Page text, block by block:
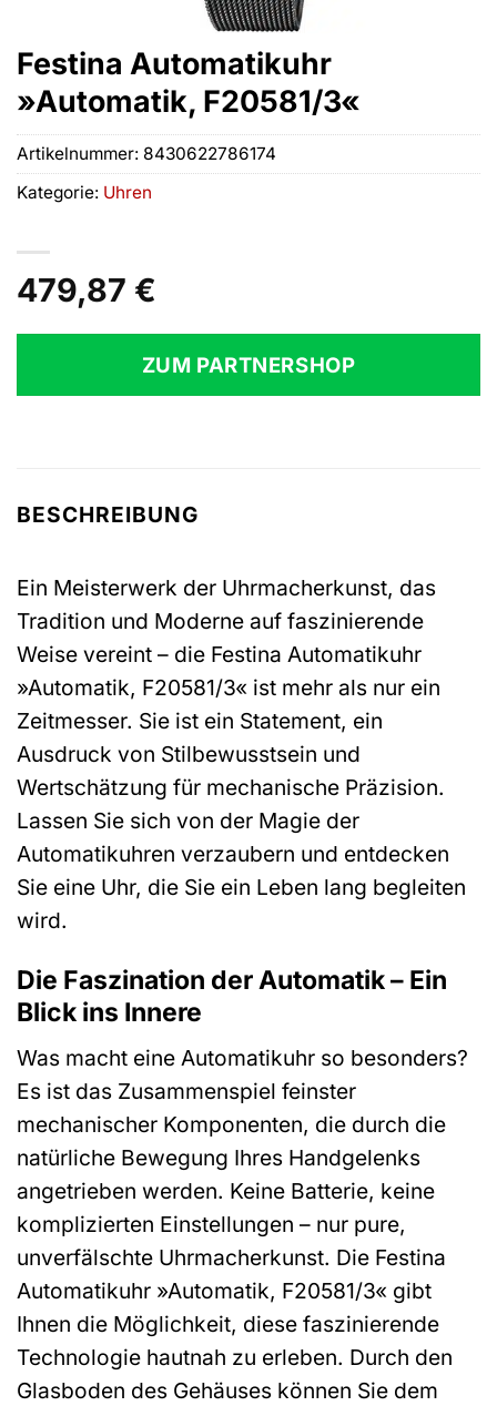
Festina Automatikuhr
»Automatik, F20581/3«
479,87 €
ZUM PARTNERSHOP
Artikelnummer: 8430622786174
Kategorie: Uhren
BESCHREIBUNG
Ein Meisterwerk der Uhrmacherkunst, das
Tradition und Moderne auf faszinierende
Weise vereint – die Festina Automatikuhr
»Automatik, F20581/3« ist mehr als nur ein
Zeitmesser. Sie ist ein Statement, ein
Ausdruck von Stilbewusstsein und
Wertschätzung für mechanische Präzision.
Lassen Sie sich von der Magie der
Automatikuhren verzaubern und entdecken
Sie eine Uhr, die Sie ein Leben lang begleiten
wird.
Die Faszination der Automatik – Ein
Blick ins Innere
Was macht eine Automatikuhr so besonders?
Es ist das Zusammenspiel feinster
mechanischer Komponenten, die durch die
natürliche Bewegung Ihres Handgelenks
angetrieben werden. Keine Batterie, keine
komplizierten Einstellungen – nur pure,
unverfälschte Uhrmacherkunst. Die Festina
Automatikuhr »Automatik, F20581/3« gibt
Ihnen die Möglichkeit, diese faszinierende
Technologie hautnah zu erleben. Durch den
Glasboden des Gehäuses können Sie dem